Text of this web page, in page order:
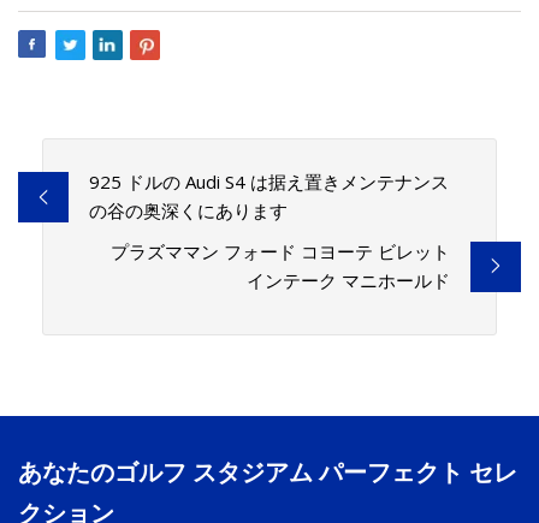
925 ドルの Audi S4 は据え置きメンテナンス
の谷の奥深くにあります
プラズママン フォード コヨーテ ビレット
インテーク マニホールド
あなたのゴルフ スタジアム パーフェクト セレ
クション